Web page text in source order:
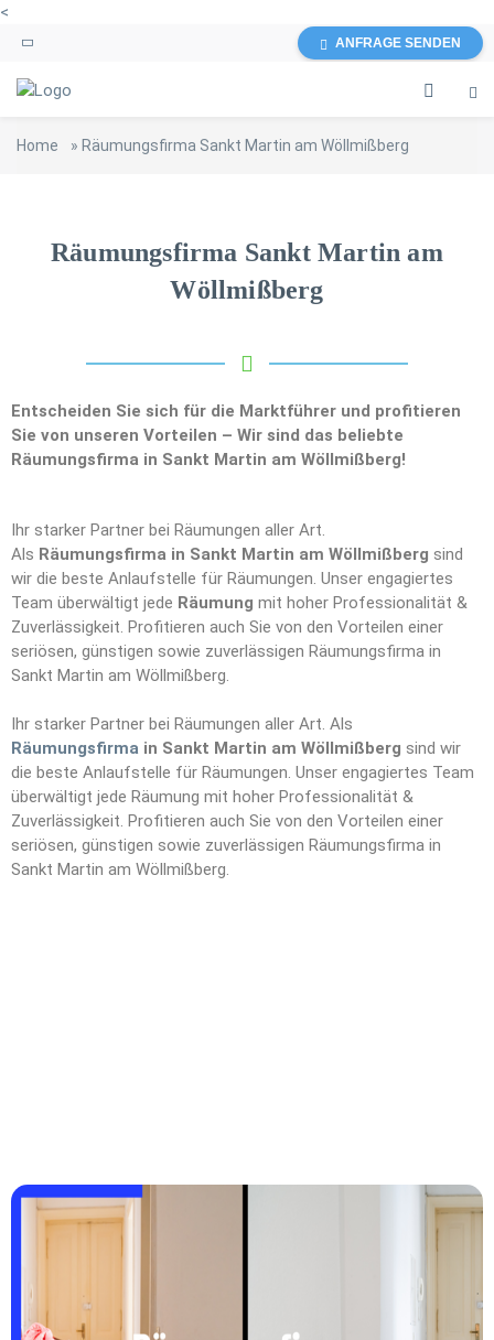
<
ANFRAGE SENDEN
Home » Räumungsfirma Sankt Martin am Wöllmißberg
Räumungsfirma Sankt Martin am
Wöllmißberg
Entscheiden Sie sich für die Marktführer und profitieren
Sie von unseren Vorteilen – Wir sind das beliebte
Räumungsfirma in Sankt Martin am Wöllmißberg!
Ihr starker Partner bei Räumungen aller Art.
Als Räumungsfirma in Sankt Martin am Wöllmißberg sind
wir die beste Anlaufstelle für Räumungen. Unser engagiertes
Team überwältigt jede Räumung mit hoher Professionalität &
Zuverlässigkeit. Profitieren auch Sie von den Vorteilen einer
seriösen, günstigen sowie zuverlässigen Räumungsfirma in
Sankt Martin am Wöllmißberg.
Ihr starker Partner bei Räumungen aller Art. Als
Räumungsfirma in Sankt Martin am Wöllmißberg sind wir
die beste Anlaufstelle für Räumungen. Unser engagiertes Team
überwältigt jede Räumung mit hoher Professionalität &
Zuverlässigkeit. Profitieren auch Sie von den Vorteilen einer
seriösen, günstigen sowie zuverlässigen Räumungsfirma in
Sankt Martin am Wöllmißberg.